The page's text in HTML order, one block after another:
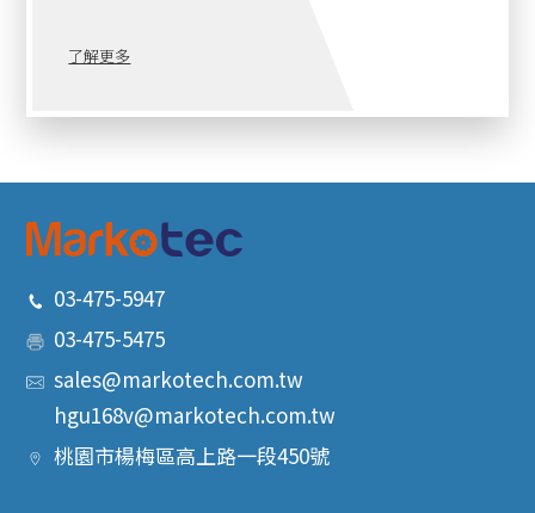
了解更多
03-475-5947
03-475-5475
sales@markotech.com.tw
hgu168v@markotech.com.tw
桃園市楊梅區高上路一段450號